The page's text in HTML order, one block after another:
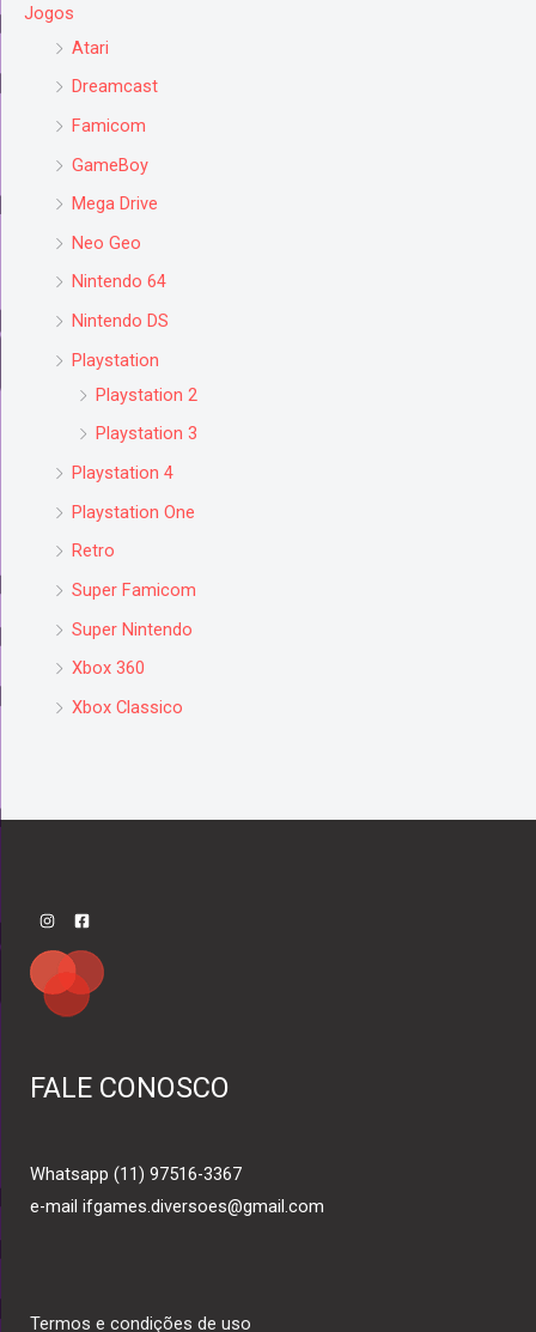
Jogos
Atari
Dreamcast
Famicom
GameBoy
Mega Drive
Neo Geo
Nintendo 64
Nintendo DS
Playstation
Playstation 2
Playstation 3
Playstation 4
Playstation One
Retro
Super Famicom
Super Nintendo
Xbox 360
Xbox Classico
FALE CONOSCO
Whatsapp (11) 97516-3367
e-mail ifgames.diversoes@gmail.com
Termos e condições de uso